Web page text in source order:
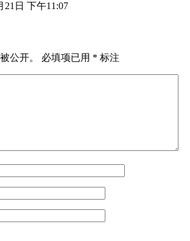
21日 下午11:07
公开。 必填项已用 * 标注